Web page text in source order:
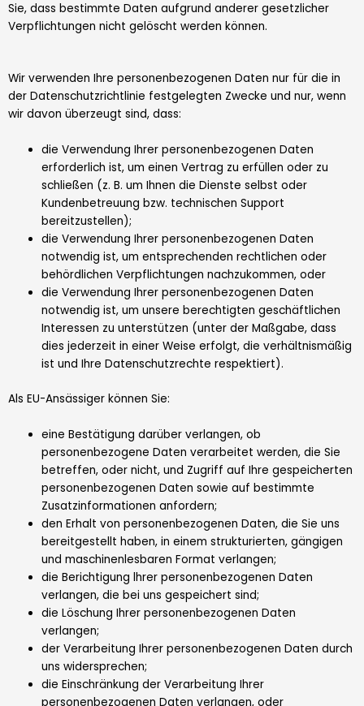
Sie, dass bestimmte Daten aufgrund anderer gesetzlicher
Verpflichtungen nicht gelöscht werden können.
Wir verwenden Ihre personenbezogenen Daten nur für die in
der Datenschutzrichtlinie festgelegten Zwecke und nur, wenn
wir davon überzeugt sind, dass:
die Verwendung Ihrer personenbezogenen Daten
erforderlich ist, um einen Vertrag zu erfüllen oder zu
schließen (z. B. um Ihnen die Dienste selbst oder
Kundenbetreuung bzw. technischen Support
bereitzustellen);
die Verwendung Ihrer personenbezogenen Daten
notwendig ist, um entsprechenden rechtlichen oder
behördlichen Verpflichtungen nachzukommen, oder
die Verwendung Ihrer personenbezogenen Daten
notwendig ist, um unsere berechtigten geschäftlichen
Interessen zu unterstützen (unter der Maßgabe, dass
dies jederzeit in einer Weise erfolgt, die verhältnismäßig
ist und Ihre Datenschutzrechte respektiert).
Als EU-Ansässiger können Sie:
eine Bestätigung darüber verlangen, ob
personenbezogene Daten verarbeitet werden, die Sie
betreffen, oder nicht, und Zugriff auf Ihre gespeicherten
personenbezogenen Daten sowie auf bestimmte
Zusatzinformationen anfordern;
den Erhalt von personenbezogenen Daten, die Sie uns
bereitgestellt haben, in einem strukturierten, gängigen
und maschinenlesbaren Format verlangen;
die Berichtigung lhrer personenbezogenen Daten
verlangen, die bei uns gespeichert sind;
die Löschung Ihrer personenbezogenen Daten
verlangen;
der Verarbeitung Ihrer personenbezogenen Daten durch
uns widersprechen;
die Einschränkung der Verarbeitung Ihrer
personenbezogenen Daten verlangen, oder